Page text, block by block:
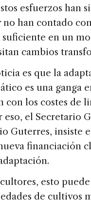
esfuerzos han
no han contado
en un
cambios
es que la
es una ganga
con los costes de
eso, el Secretario
Guterres, insiste
financiación
esto
de cultivos